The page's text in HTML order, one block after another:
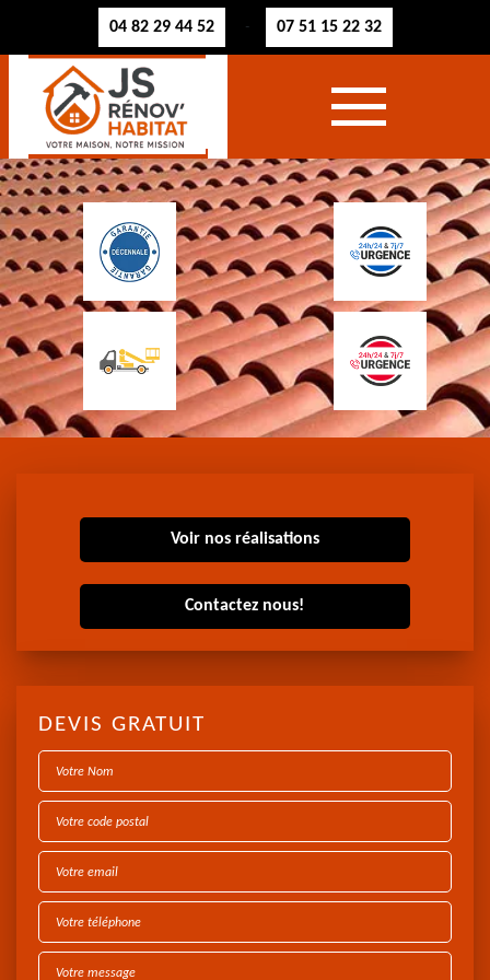
04 82 29 44 52 - 07 51 15 22 32
Voir nos réalisations
Contactez nous!
DEVIS GRATUIT